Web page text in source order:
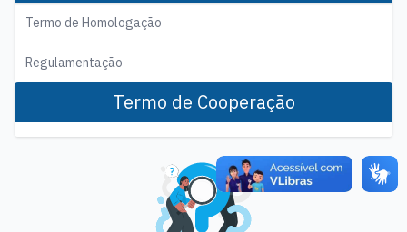
Termo de Homologação
Regulamentação
Termo de Cooperação